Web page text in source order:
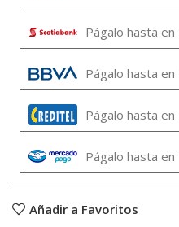
Págalo hasta en
Págalo hasta en
Págalo hasta en
Págalo hasta en
Añadir a Favoritos